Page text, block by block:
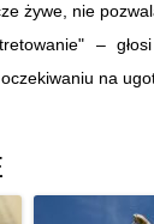
żywe, nie
–
na